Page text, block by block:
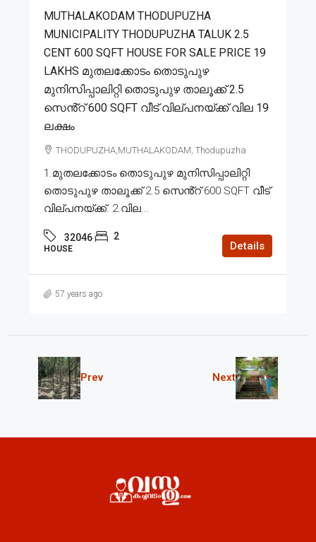
MUTHALAKODAM THODUPUZHA
MUNICIPALITY THODUPUZHA TALUK 2.5
CENT 600 SQFT HOUSE FOR SALE PRICE 19
LAKHS മുതലക്കോടം തൊടുപുഴ
മുനിസിപ്പാലിറ്റി തൊടുപുഴ താലൂക്ക് 2.5
സെൻ്റ് 600 SQFT വീട് വില്പനയ്ക്ക് വില 19
ലക്ഷം
THODUPUZHA,MUTHALAKODAM, Thodupuzha
1.മുതലക്കോടം തൊടുപുഴ മുനിസിപ്പാലിറ്റി
തൊടുപുഴ താലൂക്ക് 2.5 സെൻ്റ് 600 SQFT വീട്
വില്പനയ്ക്ക്. 2.വില...
32046 2
HOUSE Details
57 years ago
Prev Next